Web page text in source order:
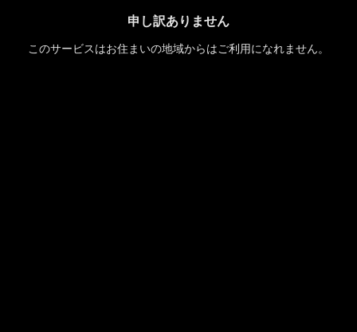
申し訳ありません
このサービスはお住まいの地域からはご利用になれません。